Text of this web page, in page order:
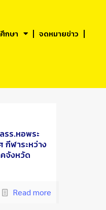
กษา
จดหมายข่าว
รร.หอพระ
กีฬาระหว่าง
จังหวัด
Read more